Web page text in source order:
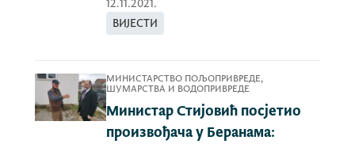
12.11.2021.
ВИЈЕСТИ
МИНИСТАРСТВО ПОЉОПРИВРЕДЕ,
ШУМАРСТВА И ВОДОПРИВРЕДЕ
Министар Стијовић посјетио
произвођача у Беранама: